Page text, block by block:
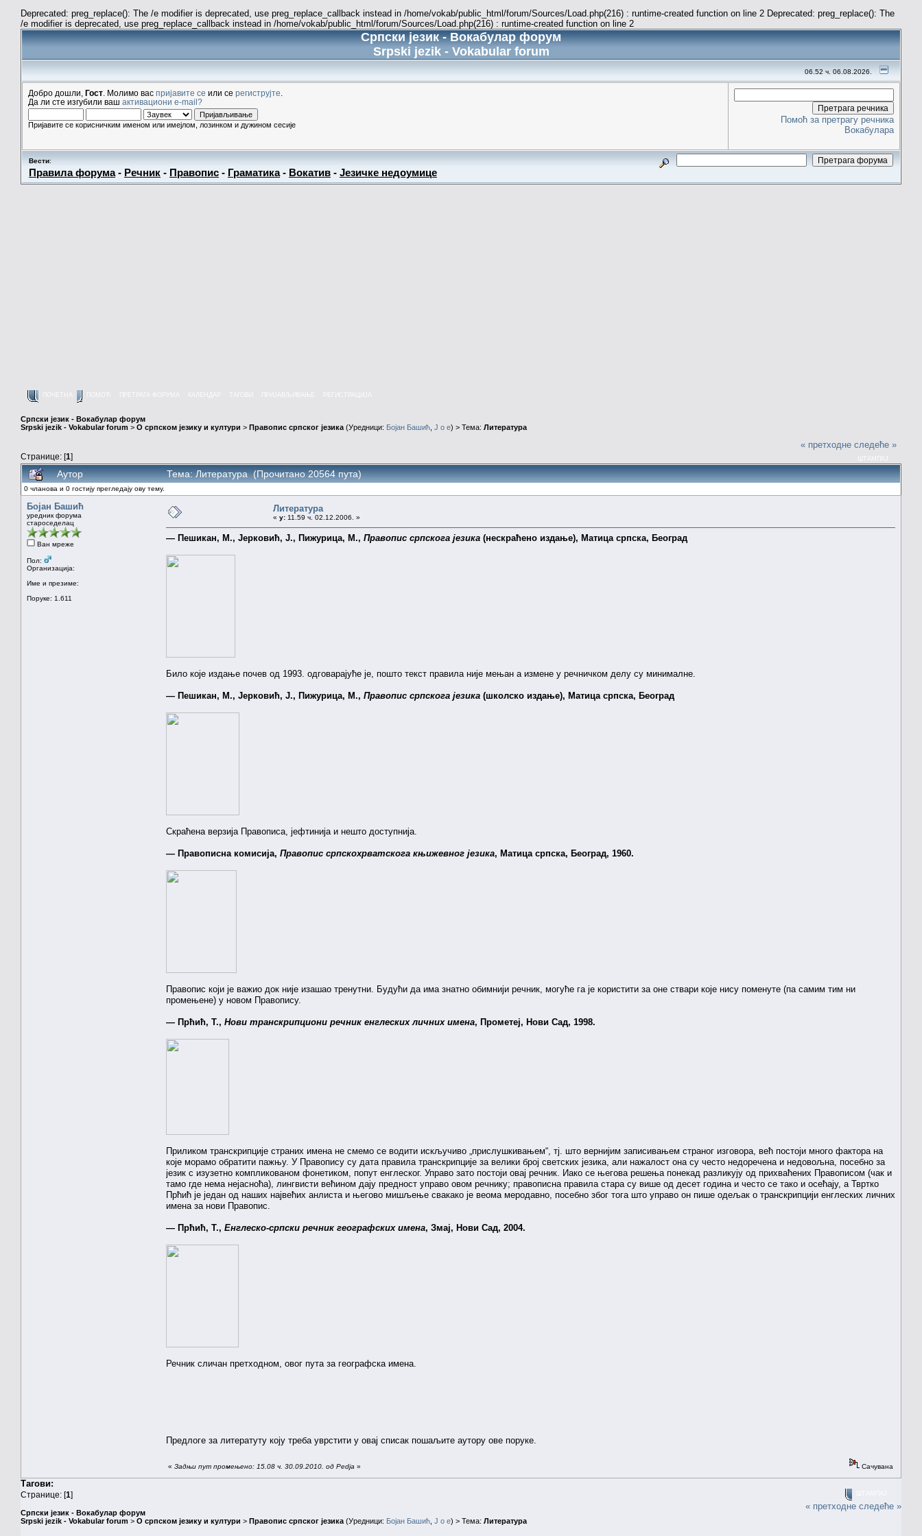
Deprecated: preg_replace(): The /e modifier is deprecated, use preg_replace_callback instead in /home/vokab/public_html/forum/Sources/Load.php(216) : runtime-created function on line 2 Deprecated: preg_replace(): The
/e modifier is deprecated, use preg_replace_callback instead in /home/vokab/public_html/forum/Sources/Load.php(216) : runtime-created function on line 2
Српски језик - Вокабулар форум
Srpski jezik - Vokabular forum
06.52 ч. 06.08.2026.
Добро дошли, Гост . Молимо вас пријавите се или се региструјте
Да ли сте изгубили ваш активациони e-mail?
Пријавите се корисничким именом или имејлом, лозинком и дужином сесије
Помоћ за претрагу речника
Вокабулара
Вести:
Правила форума- Речник - Правопис - Граматика- Вокатив - Језичке недоумице
КАЛЕНДАР
Српски језик - Вокабулар форум
Srpski jezik - Vokabular forum > О српском језику и култури > Правопис српског језика (Уредници: Бојан Башић J o e) > Тема: Литература
Странице: [1]
« претходне следеће »
Аутор Тема: Литература (Прочитано 20564 пута)
0 чланова и 0 гостију прегледају ову тему.
Бојан Башић
уредник форума
староседелац
Ван мреже
Пол:
Организација:
Име и презиме:
Поруке: 1.611
Литература
« у: 11.59 ч. 02.12.2006. »
— Пешикан, М., Јерковић, Ј., Пижурица, М., Правопис српскога језика (нескраћено издање), Матица српска, Београд
Било које издање почев од 1993. одговарајуће је, пошто текст правила није мењан а измене у речничком делу су минималне.
— Пешикан, М., Јерковић, Ј., Пижурица, М., Правопис српскога језика (школско издање), Матица српска, Београд
Скраћена верзија Правописа, јефтинија и нешто доступнија.
— Правописна комисија, Правопис српскохрватскога књижевног језика, Матица српска, Београд, 1960.
Правопис који је важио док није изашао тренутни. Будући да има знатно обимнији речник, могуће га је користити за оне ствари које нису поменуте (па самим тим ни
промењене) у новом Правопису.
— Прћић, Т., Нови транскрипциони речник енглеских личних имена, Прометеј, Нови Сад, 1998.
Приликом транскрипције страних имена не смемо се водити искључиво „прислушкивањем“, тј. што вернијим записивањем страног изговора, већ постоји много фактора на
које морамо обратити пажњу. У Правопису су дата правила транскрипције за велики број светских језика, али нажалост она су често недоречена и недовољна, посебно за
језик с изузетно компликованом фонетиком, попут енглеског. Управо зато постоји овај речник. Иако се његова решења понекад разликују од прихваћених Правописом (чак и
тамо где нема нејасноћа), лингвисти већином дају предност управо овом речнику; правописна правила стара су више од десет година и често се тако и осећају, а Твртко
Прћић је један од наших највећих анлиста и његово мишљење свакако је веома меродавно, посебно због тога што управо он пише одељак о транскрипцији енглеских личних
имена за нови Правопис.
— Прћић, Т., Енглеско-српски речник географских имена, Змај, Нови Сад, 2004.
Речник сличан претходном, овог пута за географска имена.
Предлоге за литератуту коју треба уврстити у овај списак пошаљите аутору ове поруке.
« Задњи пут промењено: 15.08 ч. 30.09.2010. од Pedja » Сачувана
Тагови:
Странице: [1]
Српски језик - Вокабулар форум
Srpski jezik - Vokabular forum > О српском језику и култури > Правопис српског језика (Уредници: Бојан Башић J o e) > Тема: Литература
« претходне следеће »